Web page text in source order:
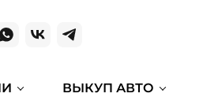
ВЫКУП АВТО